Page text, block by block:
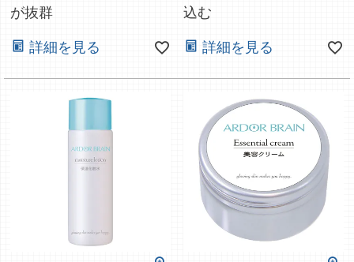
が抜群
詳細を見る
込む
詳細を見る